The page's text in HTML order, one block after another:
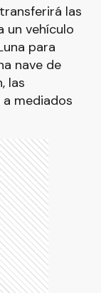
las
un vehículo
para
nave de
las
mediados